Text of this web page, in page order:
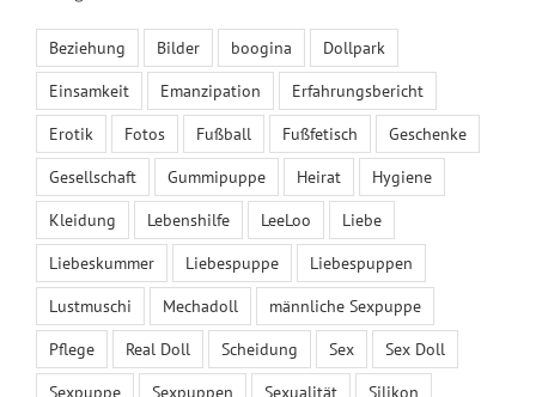
Beziehung Bilder boogina
Dollpark
Einsamkeit
Emanzipation
Erfahrungsbericht
Erotik
Fotos Fußball Fußfetisch
Geschenke
Gesellschaft
Gummipuppe Heirat
Hygiene
Kleidung
Lebenshilfe LeeLoo
Liebe
Liebeskummer
Liebespuppe
Liebespuppen
Lustmuschi
Mechadoll
männliche Sexpuppe
Pflege
Real Doll Scheidung Sex
Sex Doll
Sexpuppe
Sexpuppen Sexualität Silikon
August 2026
M D M D F S S
1
2
6 7
9
10
11 12 13 14 15
17
18 19 20 21 22
23
24
25 26 27 28 29
31
« Juni
DER DOLLPARK GMBH – SHOWROOM